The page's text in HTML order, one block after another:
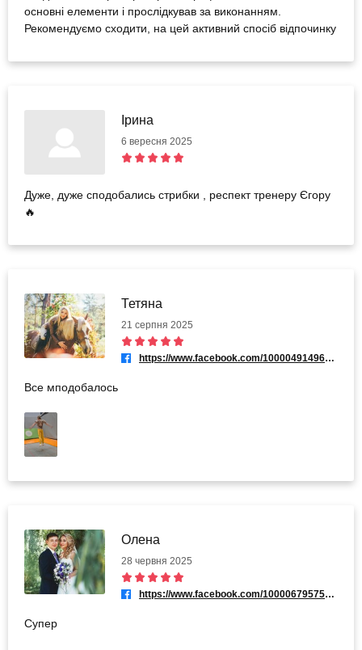
основні елементи і прослідкував за виконанням.
Рекомендуємо сходити, на цей активний спосіб відпочинку
Ірина
6 вересня 2025
Дуже, дуже сподобались стрибки , респект тренеру Єгору
🔥
Тетяна
21 серпня 2025
https://www.facebook.com/100004914961978
Все мподобалось
Олена
28 червня 2025
https://www.facebook.com/100006795759921
Супер